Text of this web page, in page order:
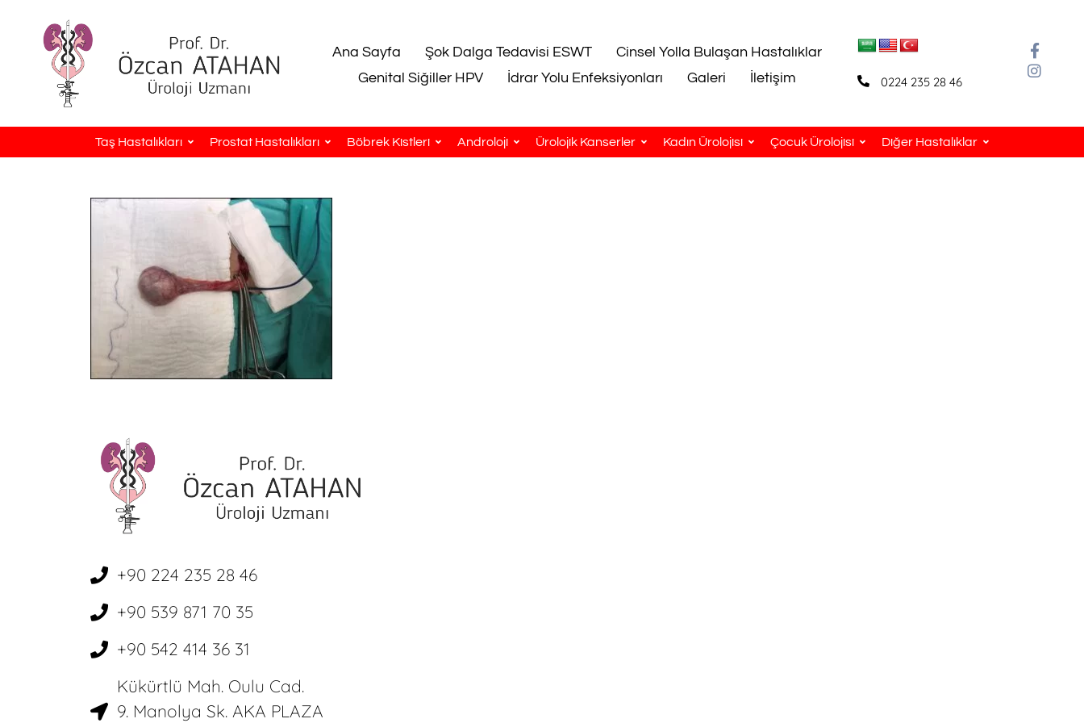
Ana Sayfa Şok Dalga Tedavisi ESWT
Cinsel Yolla Bulaşan Hastalıklar
Genital Siğiller HPV
İdrar Yolu Enfeksiyonları Galeri İletişim 0224 235 28 46
Taş Hastalıkları Prostat Hastalıkları Böbrek Kistleri Androloji Ürolojik Kanserler Kadın Ürolojisi Çocuk Ürolojisi Diğer Hastalıklar
+90 224 235 28 46
+90 539 871 70 35
+90 542 414 36 31
Kükürtlü Mah. Oulu Cad.
9. Manolya Sk. AKA PLAZA